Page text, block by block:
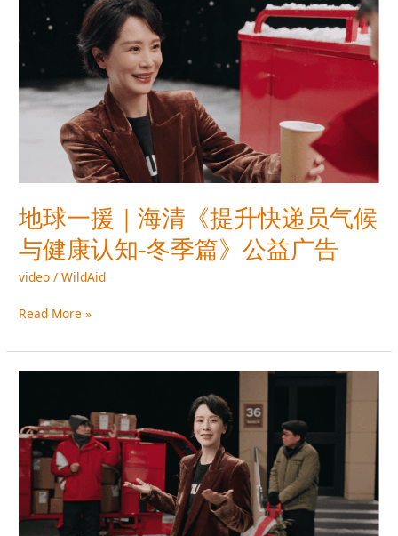
地球一援｜海清《提升快递员气候
与健康认知-冬季篇》公益广告
video /WildAid
｜
海
清
递
员
气
候
健
认
益
告
Read More »
化
相
关
健
康